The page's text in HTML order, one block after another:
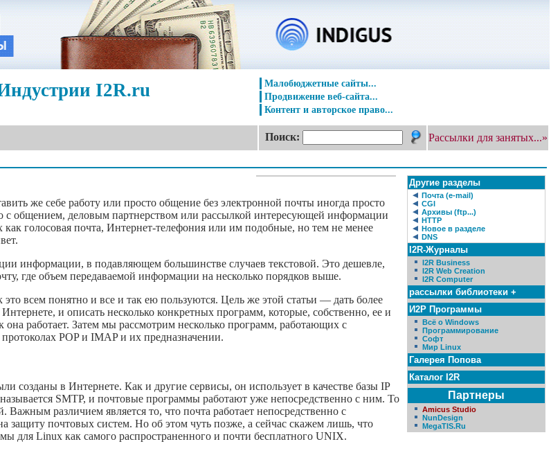
I2R.ru
Малобюджетные сайты...
Продвижение веб-сайта...
Контент и авторское право...
Поиск: Рассылки для занятых...»
же себе работу или просто общение без электронной почты иногда просто
с общением, деловым партнерством или рассылкой интересующей информации
голосовая почта, Интернет-телефония или им подобные, но тем не менее
информации, в подавляющем большинстве случаев текстовой. Это дешевле,
где объем передаваемой информации на несколько порядков выше.
всем понятно и все и так ею пользуются. Цель же этой статьи — дать более
и описать несколько конкретных программ, которые, собственно, ее и
работает. Затем мы рассмотрим несколько программ, работающих с
POP и IMAP и их предназначении.
созданы в Интернете. Как и другие сервисы, он использует в качестве базы IP
SMTP, и почтовые программы работают уже непосредственно с ним. То
Важным различием является то, что почта работает непосредственно с
защиту почтовых систем. Но об этом чуть позже, а сейчас скажем лишь, что
для Linux как самого распространенного и почти бесплатного UNIX.
Другие разделы
Почта (e-mail)
CGI
Архивы (ftp...)
HTTP
Новое в разделе
DNS
I2R-Журналы
I2R Business
I2R Web Creation
I2R Computer
рассылки библиотеки +
И2Р Программы
Всё о Windows
Программирование
Софт
Мир Linux
Галерея Попова
Каталог I2R
Партнеры
Amicus Studio
NunDesign
MegaTIS.Ru